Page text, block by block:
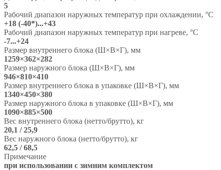
5
Рабочий диапазон наружных температур при охлаждении, °C
+18 (-40*)...+43
Рабочий диапазон наружных температур при нагреве, °C
-7...+24
Размер внутреннего блока (Ш×В×Г), мм
1259×362×282
Размер наружного блока (Ш×В×Г), мм
946×810×410
Размер внутреннего блока в упаковке (Ш×В×Г), мм
1340×450×380
Размер наружного блока в упаковке (Ш×В×Г), мм
1090×885×500
Вес внутреннего блока (нетто/брутто), кг
20,1 / 25,9
Вес наружного блока (нетто/брутто), кг
62,5 / 68,5
Примечание
при использовании с зимним комплектом